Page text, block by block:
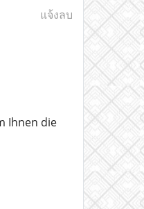
แจ้งลบ
Ihnen die